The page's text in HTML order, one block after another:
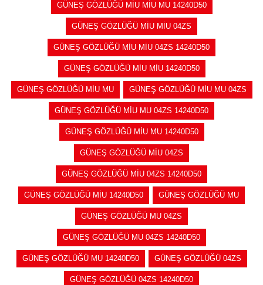
GÜNEŞ GÖZLÜĞÜ MİU MİU MU 14240D50
GÜNEŞ GÖZLÜĞÜ MİU MİU 04ZS
GÜNEŞ GÖZLÜĞÜ MİU MİU 04ZS 14240D50
GÜNEŞ GÖZLÜĞÜ MİU MİU 14240D50
GÜNEŞ GÖZLÜĞÜ MİU MU GÜNEŞ GÖZLÜĞÜ MİU MU 04ZS
GÜNEŞ GÖZLÜĞÜ MİU MU 04ZS 14240D50
GÜNEŞ GÖZLÜĞÜ MİU MU 14240D50
GÜNEŞ GÖZLÜĞÜ MİU 04ZS
GÜNEŞ GÖZLÜĞÜ MİU 04ZS 14240D50
GÜNEŞ GÖZLÜĞÜ MİU 14240D50 GÜNEŞ GÖZLÜĞÜ MU
GÜNEŞ GÖZLÜĞÜ MU 04ZS
GÜNEŞ GÖZLÜĞÜ MU 04ZS 14240D50
GÜNEŞ GÖZLÜĞÜ MU 14240D50 GÜNEŞ GÖZLÜĞÜ 04ZS
GÜNEŞ GÖZLÜĞÜ 04ZS 14240D50